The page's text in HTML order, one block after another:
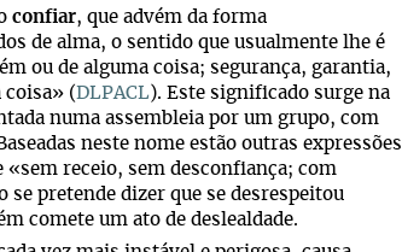
confiar, que advém da forma
de alma, o sentido que usualmente lhe é
ou de alguma coisa; segurança, garantia,
coisa» (DLPACL ). Este significado surge na
numa assembleia por um grupo, com
neste nome estão outras expressões
receio, sem desconfiança; com
se pretende dizer que se desrespeitou
comete um ato de deslealdade.